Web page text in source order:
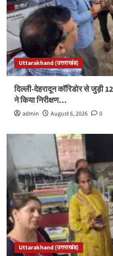
Uttarakhand (उत्तराखंड)
दिल्ली-देहरादून कॉरिडोर से जुड़ी
ने किया निरीक्षण…
admin August 6, 2026 0
Uttarakhand (उत्तराखंड)